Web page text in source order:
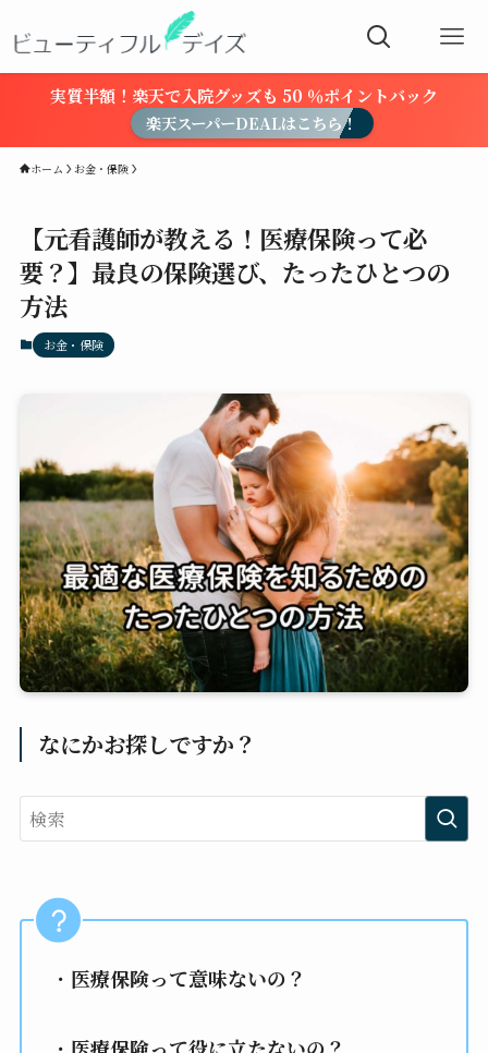
実質半額！楽天で入院グッズも 50 ％ポイントバック
楽天スーパーDEALはこちら！
ホーム お金・保険
【元看護師が教える！医療保険って必
要？】最良の保険選び、たったひとつの
方法
お金・保険
なにかお探しですか？
・ 医療保険って意味ないの？